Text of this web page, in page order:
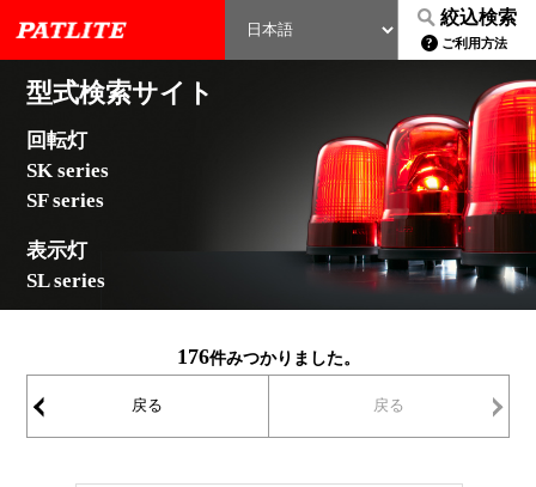
絞込検索
ご利用方法
型式検索サイト
回転灯
SK series
SF series
表示灯
SL series
176件みつかりました。
戻る 戻る